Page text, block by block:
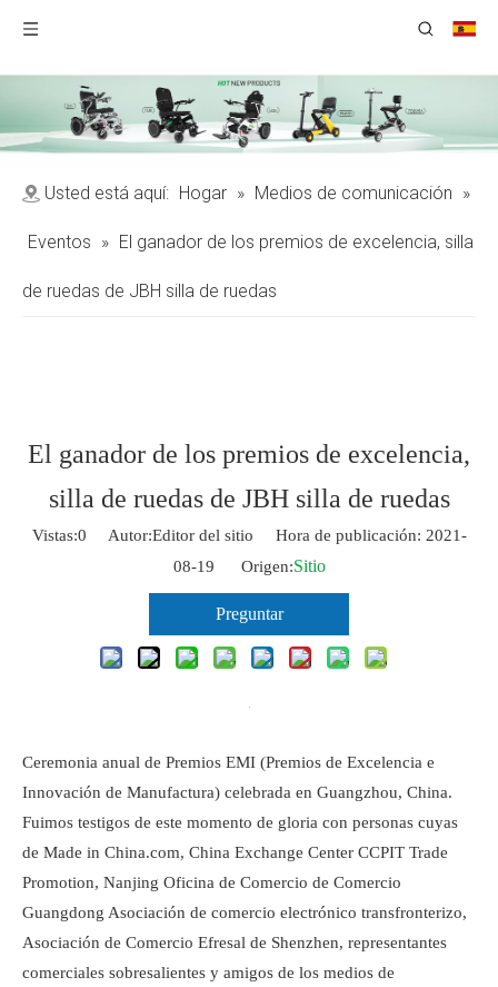
Usted está aquí: Hogar » Medios de comunicación »
Eventos » El ganador de los premios de excelencia, silla
de ruedas de JBH silla de ruedas
El ganador de los premios de excelencia,
silla de ruedas de JBH silla de ruedas
Vistas:0 Autor:Editor del sitio Hora de publicación: 2021-
08-19 Origen:Sitio
Preguntar
Ceremonia anual de Premios EMI (Premios de Excelencia e
Innovación de Manufactura) celebrada en Guangzhou, China.
Fuimos testigos de este momento de gloria con personas cuyas
de Made in China.com, China Exchange Center CCPIT Trade
Promotion, Nanjing Oficina de Comercio de Comercio
Guangdong Asociación de comercio electrónico transfronterizo,
Asociación de Comercio Efresal de Shenzhen, representantes
comerciales sobresalientes y amigos de los medios de